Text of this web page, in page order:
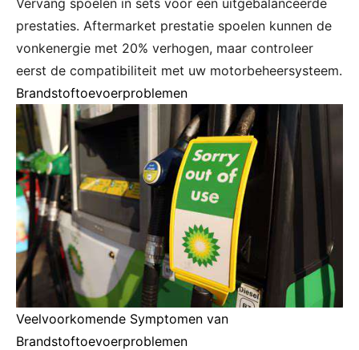
Vervang spoelen in sets voor een uitgebalanceerde
prestaties. Aftermarket prestatie spoelen kunnen de
vonkenergie met 20% verhogen, maar controleer
eerst de compatibiliteit met uw motorbeheersysteem.
Brandstoftoevoerproblemen
Veelvoorkomende Symptomen van
Brandstoftoevoerproblemen